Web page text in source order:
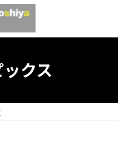
クス